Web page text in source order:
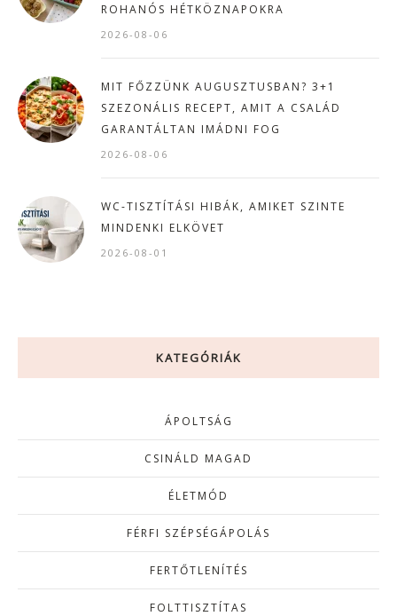
ROHANÓS HÉTKÖZNAPOKRA
2026-08-06
MIT FŐZZÜNK AUGUSZTUSBAN? 3+1
SZEZONÁLIS RECEPT, AMIT A CSALÁD
GARANTÁLTAN IMÁDNI FOG
2026-08-06
WC-TISZTÍTÁSI HIBÁK, AMIKET SZINTE
MINDENKI ELKÖVET
2026-08-01
KATEGÓRIÁK
ÁPOLTSÁG
CSINÁLD MAGAD
ÉLETMÓD
FÉRFI SZÉPSÉGÁPOLÁS
FERTŐTLENÍTÉS
FOLTTISZTÍTAS